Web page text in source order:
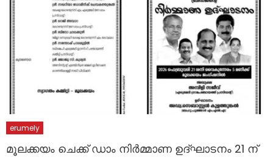
erumely
മൂലക്കയം ചെക്ക് ഡാം നിർമ്മാണ ഉദ്ഘാടനം 21 ന്